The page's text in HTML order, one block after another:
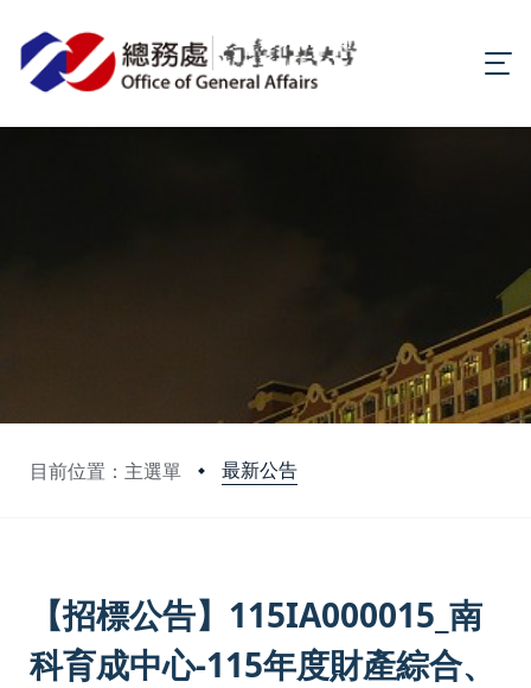
目前位置：主選單 最新公告
【招標公告】115IA000015_南
科育成中心-115年度財產綜合、